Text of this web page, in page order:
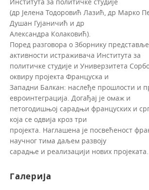
Института за политичке студије
(др Јелена Тодоровић Лазић, др Марко
Душан Гујаничић и др
Александра Колаковић).
Поред разговора о Зборнику
активности истраживача Института за
политичке студије и Универзитета
оквиру пројекта Француска и
Западни Балкан: наслеђе прошлости и
евроинтеграција. Догађај је омаж и
петогодишњој сарадњи француских и
која се одвија кроз три
пројекта. Наглашена је посвећеност
научног тима даљем развоју
сарадње и реализацији нових пројеката.
Галерија